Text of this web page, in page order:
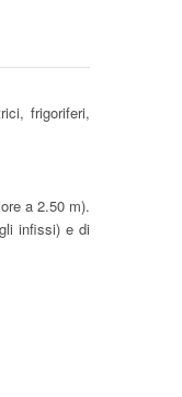
frigoriferi,
a 2.50 m).
infissi) e di